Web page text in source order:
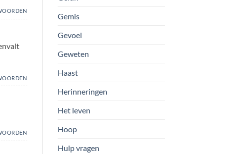
Gemis
Gevoel
Geweten
Haast
Herinneringen
Het leven
Hoop
Hulp vragen